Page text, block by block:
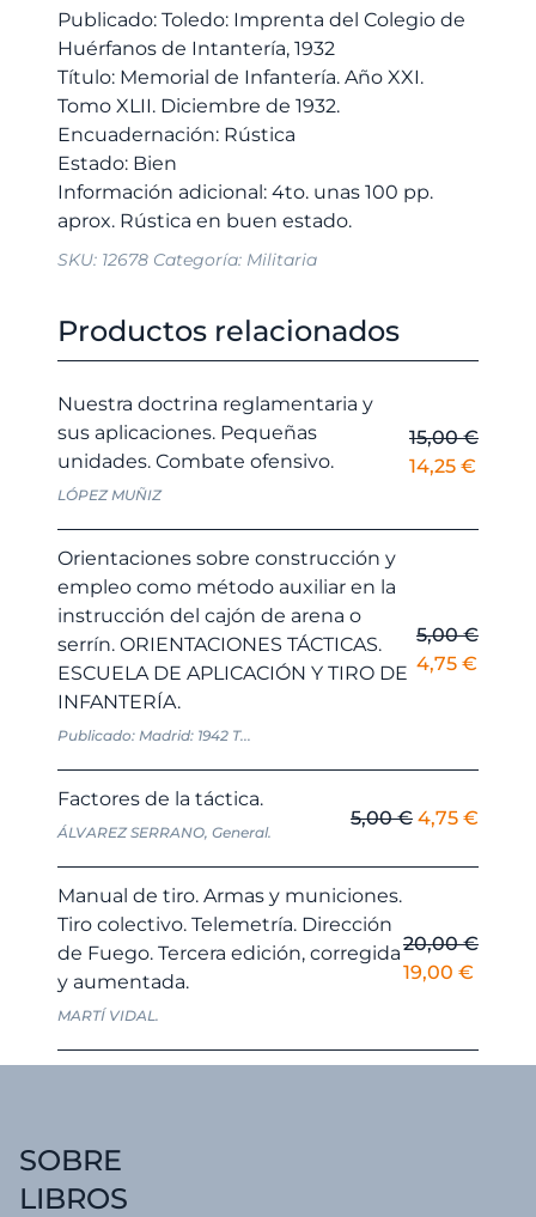
XLII.
Diciembre
de
1932.
cantidad
Publicado: Toledo: Imprenta del Colegio de
Huérfanos de Intantería, 1932
Título: Memorial de Infantería. Año XXI.
Tomo XLII. Diciembre de 1932.
Encuadernación: Rústica
Estado: Bien
Información adicional: 4to. unas 100 pp.
SKU: 12678 Categoría: Militaria
Productos relacionados
Nuestra doctrina reglamentaria y
sus aplicaciones. Pequeñas
unidades. Combate ofensivo.
LÓPEZ MUÑIZ
15,00€
El
14,25 €
Orientaciones sobre construcción y
empleo como método auxiliar en la
instrucción del cajón de arena o
serrín. ORIENTACIONES TÁCTICAS.
ESCUELA DE APLICACIÓN Y TIRO DE
INFANTERÍA.
Publicado: Madrid: 1942 T...
5,00€
El
5,00 €.
4,75 €
4,75
Factores de la táctica.
ÁLVAREZ SERRANO, General.
5,00€ El
original
5,00 €.
4,75 €
Manual de tiro. Armas y municiones.
Tiro colectivo. Telemetría. Dirección
de Fuego. Tercera edición, corregida
y aumentada.
MARTÍ VIDAL.
20,00€
El
era:
19,00 €
es:
SOBRE
LIBROS